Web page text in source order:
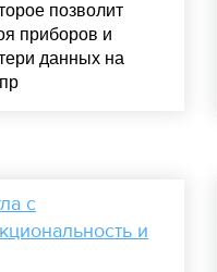
позволит
приборов и
данных на
с
и